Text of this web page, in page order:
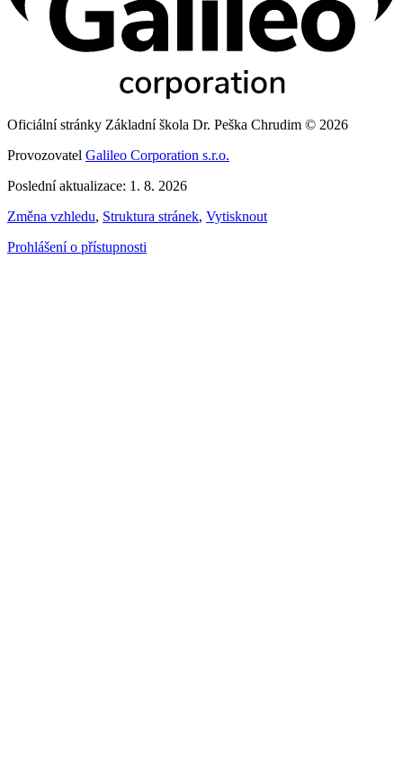
Oficiální stránky Základní škola Dr. Peška Chrudim © 2026
Provozovatel Galileo Corporation s.r.o.
Poslední aktualizace: 1. 8. 2026
Změna vzhledu, Struktura stránek, Vytisknout
Prohlášení o přístupnosti